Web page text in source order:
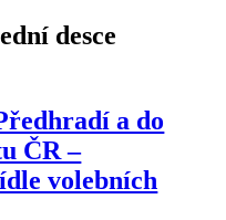
desce
a do
ČR –
volebních